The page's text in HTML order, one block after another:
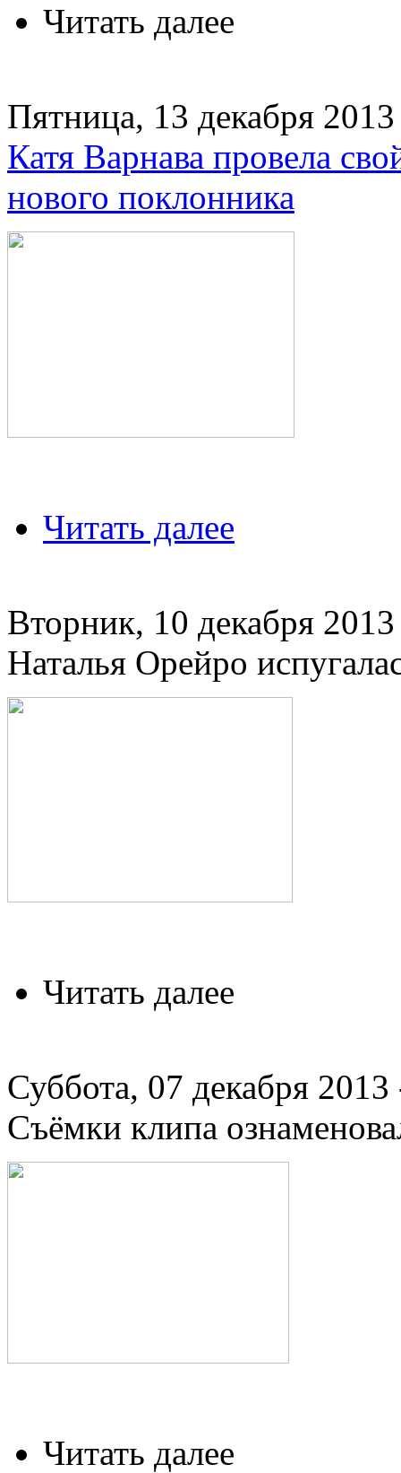
Читать далее
Пятница, 13 декабря
Катя Варнава провела
нового поклонника
Читать далее
Вторник, 10 декабря
Наталья Орейро
Читать далее
Суббота, 07 декабря
Съёмки клипа
Читать далее